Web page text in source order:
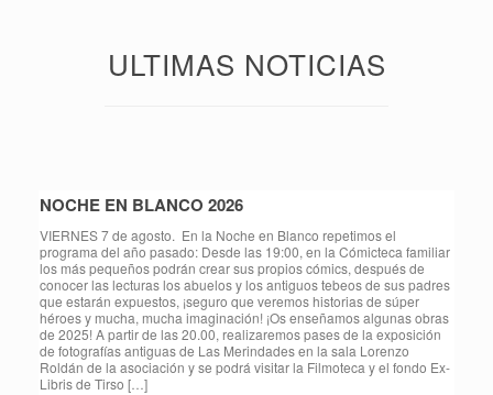
ULTIMAS NOTICIAS
NOCHE EN BLANCO 2026
VIERNES 7 de agosto. En la Noche en Blanco repetimos el
programa del año pasado: Desde las 19:00, en la Cómicteca familiar
los más pequeños podrán crear sus propios cómics, después de
conocer las lecturas los abuelos y los antiguos tebeos de sus padres
que estarán expuestos, ¡seguro que veremos historias de súper
héroes y mucha, mucha imaginación! ¡Os enseñamos algunas obras
de 2025! A partir de las 20.00, realizaremos pases de la exposición
de fotografías antiguas de Las Merindades en la sala Lorenzo
Roldán de la asociación y se podrá visitar la Filmoteca y el fondo Ex-
Libris de Tirso […]